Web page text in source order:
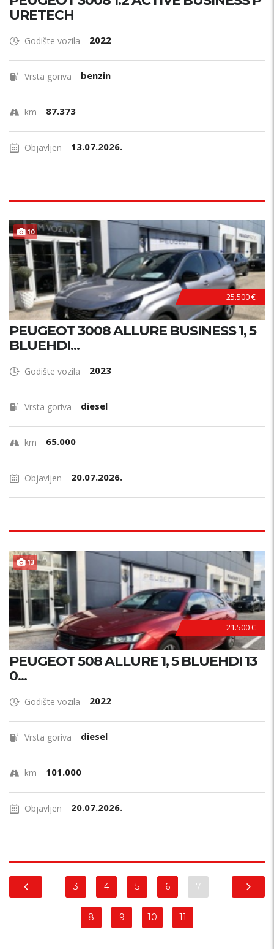
URETECH
Godište vozila 2022
Vrsta goriva benzin
km 87.373
Objavljen 13.07.2026.
10
25.500 €
PEUGEOT 3008 ALLURE BUSINESS 1, 5
BLUEHDI...
Godište vozila 2023
Vrsta goriva diesel
km 65.000
Objavljen 20.07.2026.
13
21.500 €
PEUGEOT 508 ALLURE 1, 5 BLUEHDI 13
0...
Godište vozila 2022
Vrsta goriva diesel
km 101.000
Objavljen 20.07.2026.
3 4 5 6 7
8 9 10 11